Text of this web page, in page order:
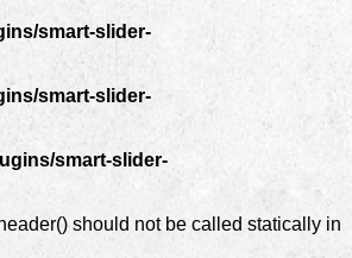
smart-slider-
smart-slider-
smart-slider-
should not be called statically in